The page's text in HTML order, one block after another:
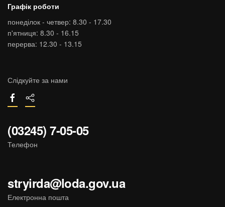
Графік роботи
понеділок - четвер: 8.30 - 17.30
п'ятниця: 8.30 - 16.15
перерва: 12.30 - 13.15
Слідкуйте за нами
(03245) 7-05-05
Телефон
stryirda@loda.gov.ua
Електронна пошта